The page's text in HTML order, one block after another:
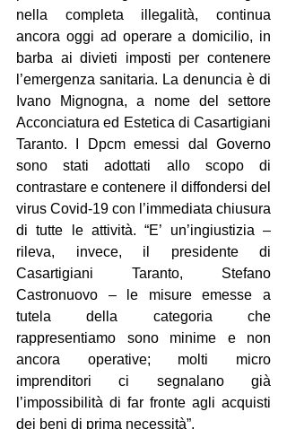
nella completa illegalità, continua
ancora oggi ad operare a domicilio, in
barba ai divieti imposti per contenere
l’emergenza sanitaria. La denuncia è di
Ivano Mignogna, a nome del settore
Acconciatura ed Estetica di Casartigiani
Taranto. I Dpcm emessi dal Governo
sono stati adottati allo scopo di
contrastare e contenere il diffondersi del
virus Covid-19 con l’immediata chiusura
di tutte le attività. “E’ un’ingiustizia –
rileva, invece, il presidente di
Casartigiani Taranto, Stefano
Castronuovo – le misure emesse a
tutela della categoria che
rappresentiamo sono minime e non
ancora operative; molti micro
imprenditori ci segnalano già
l’impossibilità di far fronte agli acquisti
dei beni di prima necessità”.